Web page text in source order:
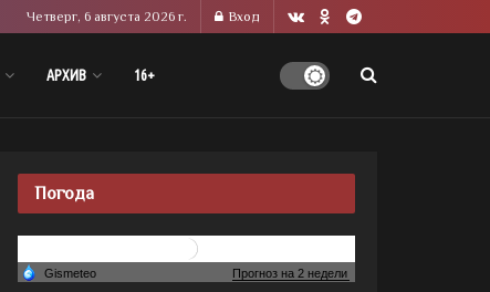
Четверг, 6 августа 2026 г. Вход
АРХИВ 16+
Погода